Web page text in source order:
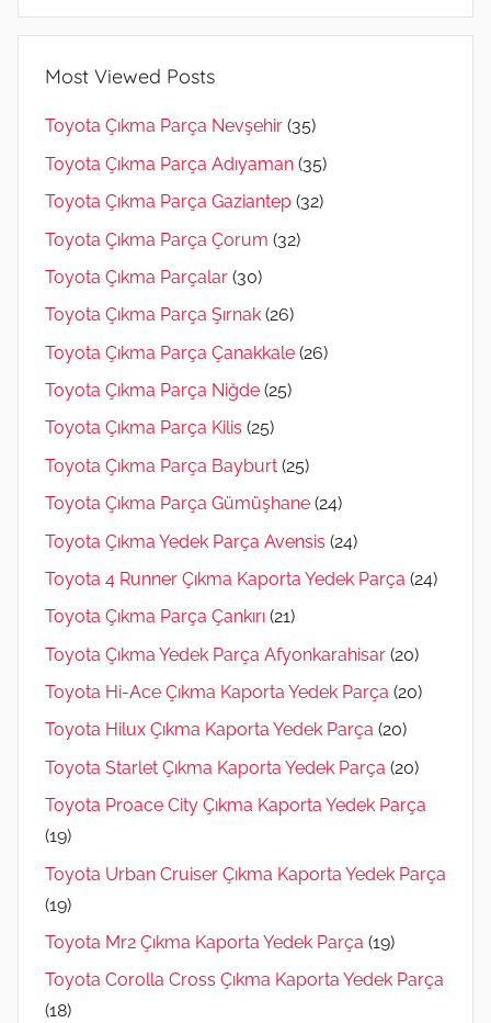
Most Viewed Posts
Toyota Çıkma Parça Nevşehir (35)
Toyota Çıkma Parça Adıyaman (35)
Toyota Çıkma Parça Gaziantep (32)
Toyota Çıkma Parça Çorum (32)
Toyota Çıkma Parçalar (30)
Toyota Çıkma Parça Şırnak (26)
Toyota Çıkma Parça Çanakkale (26)
Toyota Çıkma Parça Niğde (25)
Toyota Çıkma Parça Kilis (25)
Toyota Çıkma Parça Bayburt (25)
Toyota Çıkma Parça Gümüşhane (24)
Toyota Çıkma Yedek Parça Avensis (24)
Toyota 4 Runner Çıkma Kaporta Yedek Parça (24)
Toyota Çıkma Parça Çankırı (21)
Toyota Çıkma Yedek Parça Afyonkarahisar (20)
Toyota Hi-Ace Çıkma Kaporta Yedek Parça (20)
Toyota Hilux Çıkma Kaporta Yedek Parça (20)
Toyota Starlet Çıkma Kaporta Yedek Parça (20)
Toyota Proace City Çıkma Kaporta Yedek Parça
(19)
Toyota Urban Cruiser Çıkma Kaporta Yedek Parça
(19)
Toyota Mr2 Çıkma Kaporta Yedek Parça (19)
Toyota Corolla Cross Çıkma Kaporta Yedek Parça
(18)